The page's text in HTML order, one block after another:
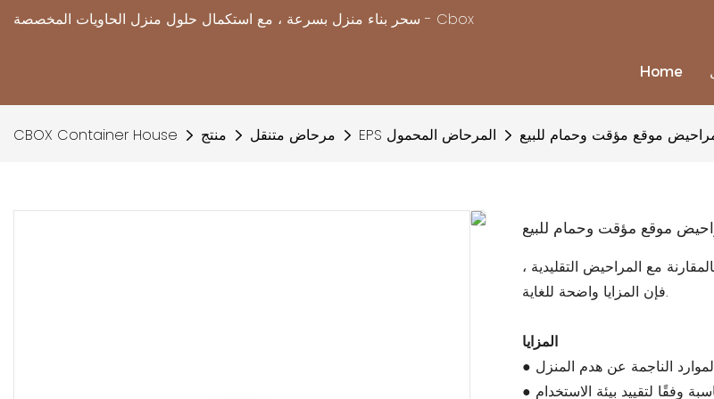
سحر بناء منزل بسرعة ، مع استكمال حلول منزل الحاويات المخصصة - Cbox
Home
CBOX Container House منتج مرحاض متنقل EPS المرحاض المحمول موقع مؤقت وحمام للبيع
موقع مؤقت وحمام للبيع
مع المراحيض التقليدية ،
فإن المزايا واضحة للغاية.
المزايا